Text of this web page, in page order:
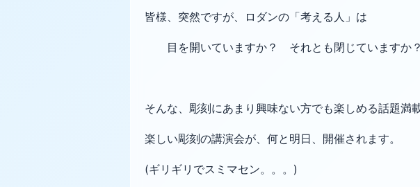
皆様、突然ですが、ロダンの「考える人」は
目を開いていますか？ それとも閉じていますか？
そんな、彫刻にあまり興味ない方でも楽しめる話題満載
楽しい彫刻の講演会が、何と明日、開催されます。
(ギリギリでスミマセン。。。)